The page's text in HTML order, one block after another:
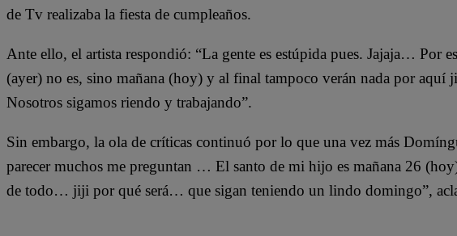
de Tv realizaba la fiesta de cumpleaños.
Ante ello, el artista respondió: “La gente es estúpida pues. Jajaja… Por
(ayer) no es, sino mañana (hoy) y al final tampoco verán nada por
Nosotros sigamos riendo y trabajando”.
Sin embargo, la ola de críticas continuó por lo que una vez más
parecer muchos me preguntan … El santo de mi hijo es mañana 26
de todo… jiji por qué será… que sigan teniendo un lindo domingo”,